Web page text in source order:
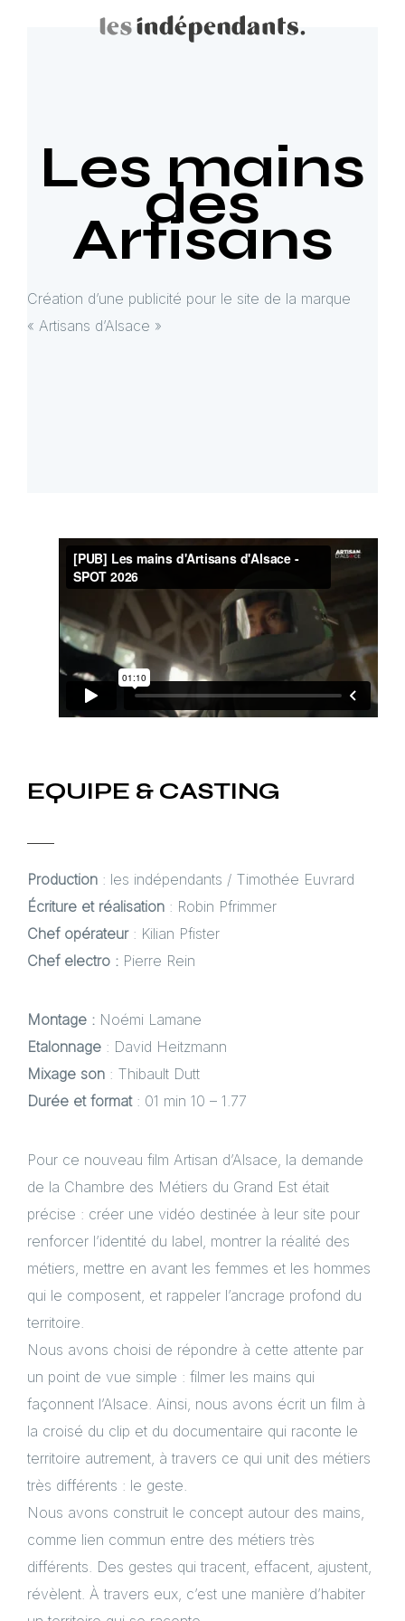
Les mains
des
Artisans
Création d’une publicité pour le site de la marque
« Artisans d’Alsace »
EQUIPE & CASTING
Production : les indépendants / Timothée Euvrard
Écriture et réalisation : Robin Pfrimmer
Chef opérateur: Kilian Pfister
Chef electro : Pierre Rein
Montage : Noémi Lamane
Etalonnage : David Heitzmann
Mixage son : Thibault Dutt
Durée et format: 01 min 10 – 1.77
Pour ce nouveau film Artisan d’Alsace, la demande
de la Chambre des Métiers du Grand Est était
précise : créer une vidéo destinée à leur site pour
renforcer l’identité du label, montrer la réalité des
métiers, mettre en avant les femmes et les hommes
qui le composent, et rappeler l’ancrage profond du
territoire.
Nous avons choisi de répondre à cette attente par
un point de vue simple : filmer les mains qui
façonnent l’Alsace. Ainsi, nous avons écrit un film à
la croisé du clip et du documentaire qui raconte le
territoire autrement, à travers ce qui unit des métiers
très différents : le geste.
Nous avons construit le concept autour des mains,
comme lien commun entre des métiers très
différents. Des gestes qui tracent, effacent, ajustent,
révèlent. À travers eux, c’est une manière d’habiter